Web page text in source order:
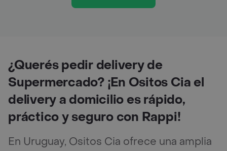
¿Querés pedir delivery de
Supermercado? ¡En Ositos Cia el
delivery a domicilio es rápido,
práctico y seguro con Rappi!
En Uruguay, Ositos Cia ofrece una amplia